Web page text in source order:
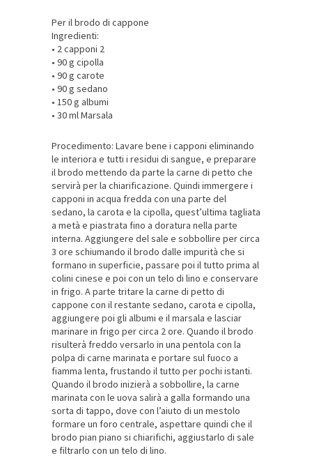
Per il brodo di cappone
Ingredienti:
• 2 capponi 2
• 90 g cipolla
• 90 g carote
• 90 g sedano
• 150 g albumi
• 30 ml Marsala
Procedimento: Lavare bene i capponi eliminando
le interiora e tutti i residui di sangue, e preparare
il brodo mettendo da parte la carne di petto che
servirà per la chiarificazione. Quindi immergere i
capponi in acqua fredda con una parte del
sedano, la carota e la cipolla, quest’ultima tagliata
a metà e piastrata fino a doratura nella parte
interna. Aggiungere del sale e sobbollire per circa
3 ore schiumando il brodo dalle impurità che si
formano in superficie, passare poi il tutto prima al
colini cinese e poi con un telo di lino e conservare
in frigo. A parte tritare la carne di petto di
cappone con il restante sedano, carota e cipolla,
aggiungere poi gli albumi e il marsala e lasciar
marinare in frigo per circa 2 ore. Quando il brodo
risulterà freddo versarlo in una pentola con la
polpa di carne marinata e portare sul fuoco a
fiamma lenta, frustando il tutto per pochi istanti.
Quando il brodo inizierà a sobbollire, la carne
marinata con le uova salirà a galla formando una
sorta di tappo, dove con l’aiuto di un mestolo
formare un foro centrale, aspettare quindi che il
brodo pian piano si chiarifichi, aggiustarlo di sale
e filtrarlo con un telo di lino.